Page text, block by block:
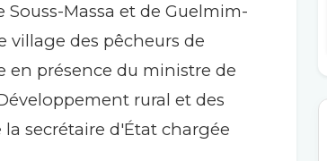
Massa et de Guelmim-
village des pêcheurs de
en présence du ministre de
rural et des
la secrétaire d'État chargée